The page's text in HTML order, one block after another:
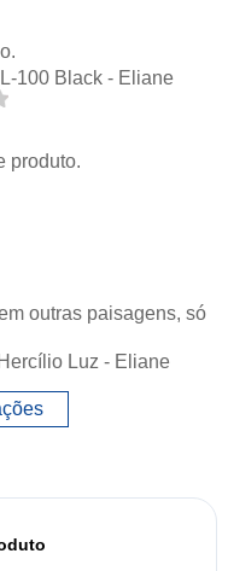
100 Black - Eliane
produto.
outras paisagens, só
Luz - Eliane